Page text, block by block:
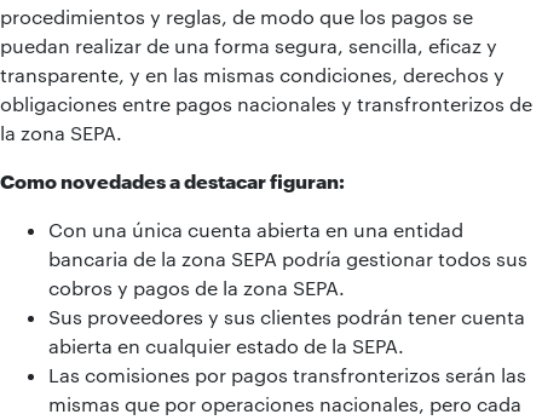
procedimientos y reglas, de modo que los pagos se
puedan realizar de una forma segura, sencilla, eficaz y
transparente, y en las mismas condiciones, derechos y
obligaciones entre pagos nacionales y transfronterizos de
la zona SEPA.
Como novedades a destacar figuran:
Con una única cuenta abierta en una entidad
bancaria de la zona SEPA podría gestionar todos sus
cobros y pagos de la zona SEPA.
Sus proveedores y sus clientes podrán tener cuenta
abierta en cualquier estado de la SEPA.
Las comisiones por pagos transfronterizos serán las
mismas que por operaciones nacionales, pero cada